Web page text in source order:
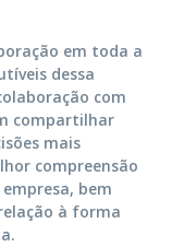
em toda a
dessa
com
compartilhar
mais
compreensão
bem
à forma